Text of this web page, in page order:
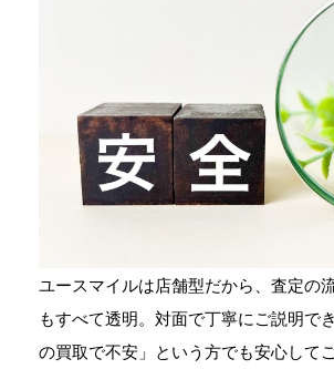
ユースマイルは店舗型だから、査定の
もすべて透明。対面で丁寧にご説明で
の買取で不安」という方でも安心して